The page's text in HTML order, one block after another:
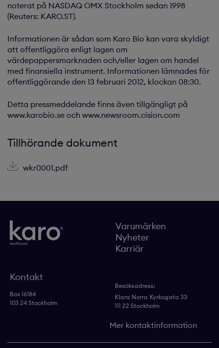
noterat på NASDAQ OMX Stockholm sedan 1998
(Reuters: KARO.ST).
Informationen är sådan som Karo Bio kan vara skyldigt
att offentliggöra enligt lagen om
värdepappersmarknaden och/eller lagen om handel
med finansiella instrument. Informationen lämnades för
offentliggörande den 13 februari 2012, klockan 08:30.
Detta pressmeddelande finns även tillgängligt på
www.karobio.se och www.newsroom.cision.com
Tillhörande dokument
wkr0001.pdf
Varumärken
Nyheter
Karriär
Kontakt
Box 16184
103 24 Stockholm
Besöksadress:
Klara Norra Kyrkogata 33
111 22 Stockholm
Mer kontaktinformation